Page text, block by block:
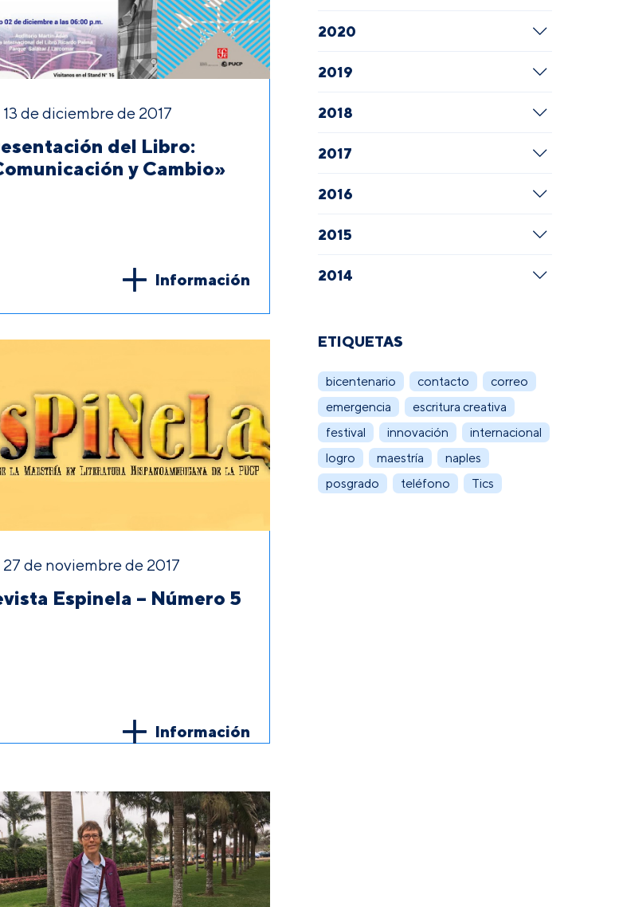
13 de diciembre de 2017
del Libro:
y Cambio»
Información
27 de noviembre de 2017
Espinela – Número 5
Información
2020
2019
2018
2017
2016
2015
2014
ETIQUETAS
bicentenario contacto
correo
emergencia
escritura creativa
festival
innovación
internacional
logro
maestría
naples
posgrado
teléfono Tics